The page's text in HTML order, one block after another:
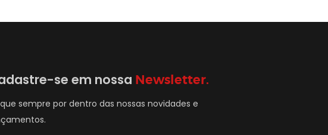
se em nossa Newsletter.
sempre por dentro das nossas novidades e